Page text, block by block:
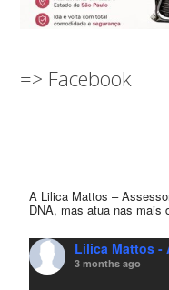
=> Facebook
A Lilica Mattos –
DNA, mas atua nas mais
Lilica Mattos -
3 months ago